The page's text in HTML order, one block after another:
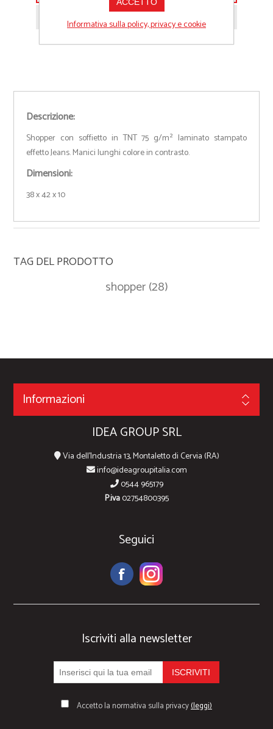
Descrizione:
Shopper con soffietto in TNT 75 g/m² laminato stampato
effetto Jeans. Manici lunghi colore in contrasto.
Dimensioni:
38 x 42 x 10
TAG DEL PRODOTTO
shopper(28)
Informazioni
IDEA GROUP SRL
Via dell'Industria 13, Montaletto di Cervia (RA)
info@ideagroupitalia.com
0544 965179
P.iva02754800395
Seguici
Iscriviti alla newsletter
Accetto la normativa sulla privacy(leggi)
Informativa sulla policy, privacy e cookie